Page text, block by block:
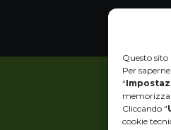
Questo sito
Per
“
Cliccando "
cookie